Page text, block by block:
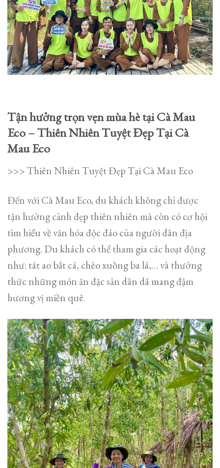
Tận hưởng trọn vẹn mùa hè tại Cà Mau
Eco – Thiên Nhiên Tuyệt Đẹp Tại Cà
Mau Eco
>>> Thiên Nhiên Tuyệt Đẹp Tại Cà Mau Eco
Đến với Cà Mau Eco, du khách không chỉ được
tận hưởng cảnh đẹp thiên nhiên mà còn có cơ hội
tìm hiểu về văn hóa độc đáo của người dân địa
phương. Du khách có thể tham gia các hoạt động
như: tát ao bắt cá, chèo xuồng ba lá,… và thưởng
thức những món ăn đặc sản dân dã mang đậm
hương vị miền quê.